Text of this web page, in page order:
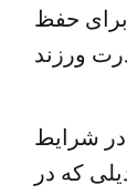
حفظ
شرایط
که در